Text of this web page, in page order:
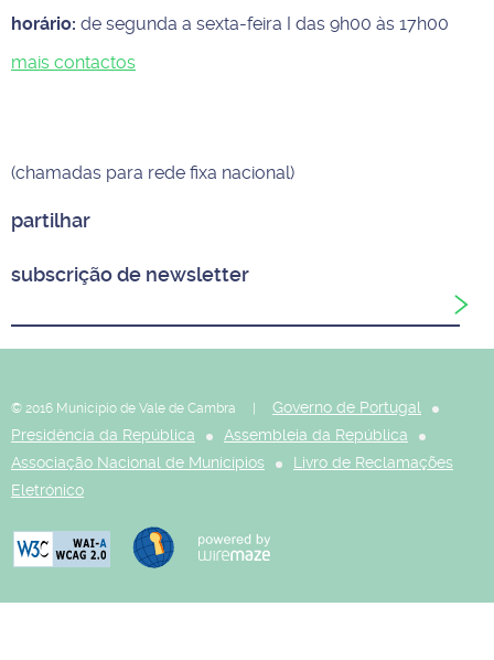
horário: de segunda a sexta-feira I das 9h00 às 17h00
mais contactos
(chamadas para rede fixa nacional)
partilhar
subscrição de newsletter
© 2016 Município de Vale de Cambra |
Governo de Portugal
Presidência da República
Assembleia da República
Associação Nacional de Municípios
Livro de Reclamações
Eletrónico